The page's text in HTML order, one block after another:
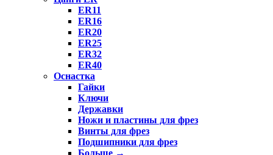
ER11
ER16
ER20
ER25
ER32
ER40
Оснастка
Гайки
Ключи
Державки
Ножи и пластины для фрез
Винты для фрез
Подшипники для фрез
Больше →